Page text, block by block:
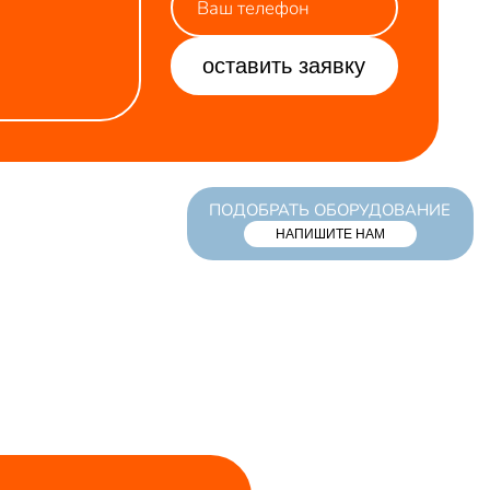
оставить заявку
ПОДОБРАТЬ ОБОРУДОВАНИЕ
НАПИШИТЕ НАМ